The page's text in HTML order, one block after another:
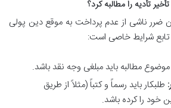
تأدیه را مطالبه کرد؟
ضرر ناشی از عدم پرداخت به موقع دین پولی
شرایط خاصی است:
موضوع مطالبه باید مبلغی وجه نقد باشد.
طلبکار باید رسماً و کتباً (مثلاً از طریق
خود را کرده باشد.